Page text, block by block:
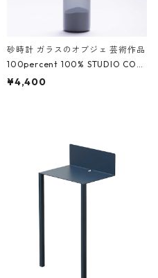
砂時計 ガラスのオブジェ 芸術作品
100percent 100% STUDIO COH
AKU Timeless 100パーセント ス
¥4,400